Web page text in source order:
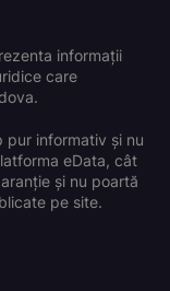
informații
care
pur informativ și nu
eData, cât
și nu poartă
pe site.